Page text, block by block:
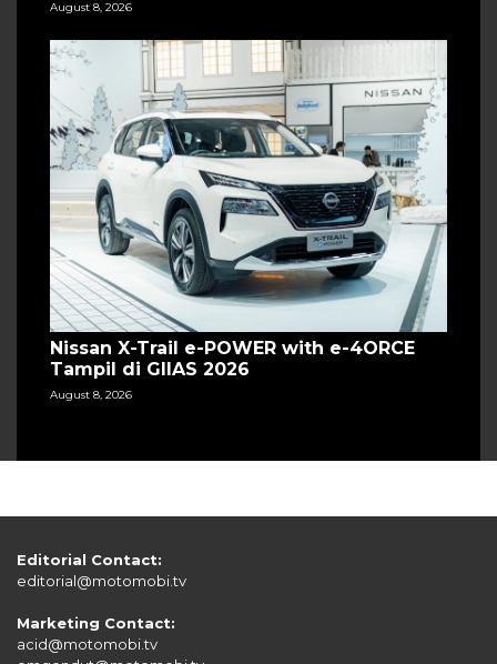
August 8, 2026
Nissan X-Trail e-POWER with e-4ORCE
Tampil di GIIAS 2026
August 8, 2026
Editorial Contact:
editorial@motomobi.tv
Marketing Contact:
acid@motomobi.tv